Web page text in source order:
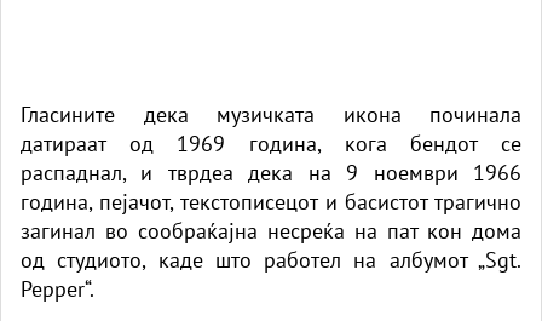
Гласините дека музичката икона починала
датираат од 1969 година, кога бендот се
распаднал, и тврдеа дека на 9 ноември 1966
година, пејачот, текстописецот и басистот трагично
загинал во сообраќајна несреќа на пат кон дома
од студиото, каде што работел на албумот „Sgt.
Pepper“.